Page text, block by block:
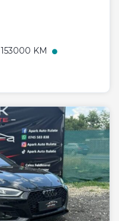
153000 KM